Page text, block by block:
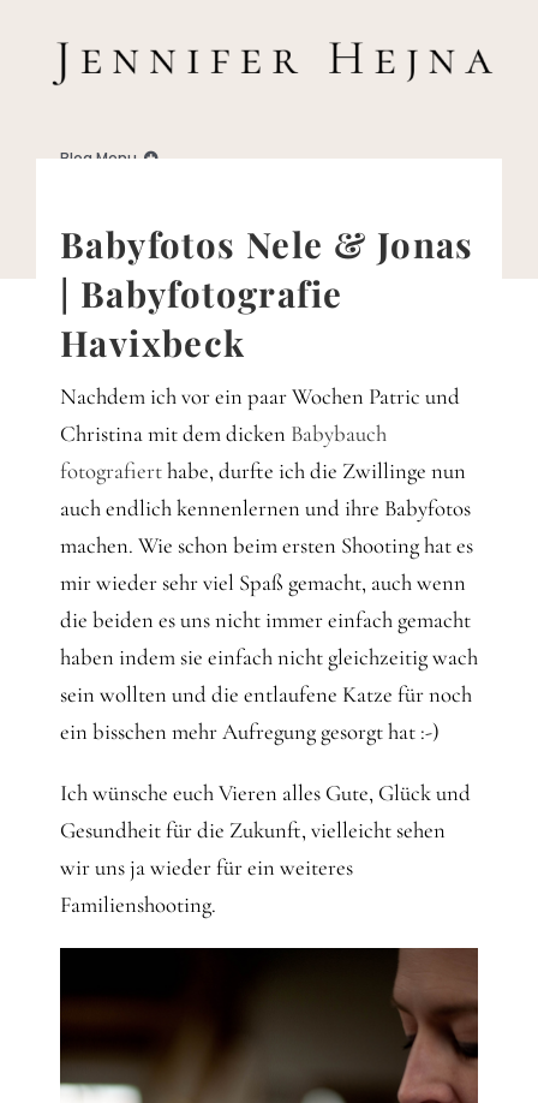
Blog Menu
Familie
Gedanken
Mindset
Schreiben
Babyfotos Nele & Jonas
| Babyfotografie
Havixbeck
Nachdem ich vor ein paar Wochen Patric und
Christina mit dem dicken Babybauch
fotografierthabe, durfte ich die Zwillinge nun
auch endlich kennenlernen und ihre Babyfotos
machen. Wie schon beim ersten Shooting hat es
mir wieder sehr viel Spaß gemacht, auch wenn
die beiden es uns nicht immer einfach gemacht
haben indem sie einfach nicht gleichzeitig wach
sein wollten und die entlaufene Katze für noch
ein bisschen mehr Aufregung gesorgt hat :-)
Ich wünsche euch Vieren alles Gute, Glück und
Gesundheit für die Zukunft, vielleicht sehen
wir uns ja wieder für ein weiteres
Familienshooting.